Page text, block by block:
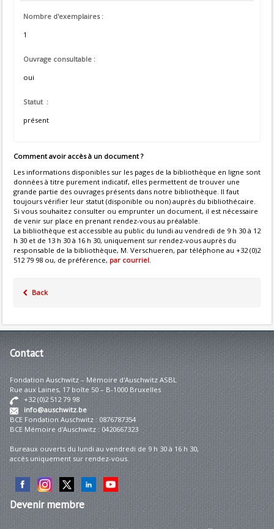
Nombre d'exemplaires :
1
Ouvrage consultable :
oui
Statut :
présent
Comment avoir accès à un document ?
Les informations disponibles sur les pages de la bibliothèque en ligne sont
données à titre purement indicatif, elles permettent de trouver une
grande partie des ouvrages présents dans notre bibliothèque. Il faut
toujours vérifier leur statut (disponible ou non) auprès du bibliothécaire.
Si vous souhaitez consulter ou emprunter un document, il est nécessaire
de venir sur place en prenant rendez-vous au préalable.
La bibliothèque est accessible au public du lundi au vendredi de 9 h 30 à 12
h 30 et de 13 h 30 à 16 h 30, uniquement sur rendez-vous auprès du
responsable de la bibliothèque, M. Verschueren, par téléphone au +32 (0)2
512 79 98 ou, de préférence, par courriel.
Back
Contact
Fondation Auschwitz – Mémoire d'Auschwitz ASBL
Rue aux Laines, 17 boîte 50 – B-1000 Bruxelles
+32 (0)2 512 79 98
info@auschwitz.be
BCE Fondation Auschwitz : 0876787354
BCE Mémoire d'Auschwitz : 0420667323
Bureaux ouverts du lundi au vendredi de 9 h 30 à 16 h 30,
accès uniquement sur rendez-vous.
Devenirmembre